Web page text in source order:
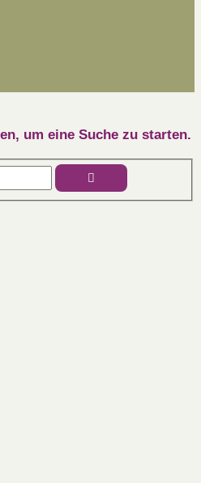
um eine Suche zu starten.